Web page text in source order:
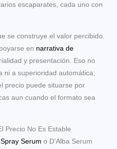
escaparates, cada uno con
se construye el valor percibido.
en narrativa de
y presentación. Eso no
ni a superioridad automática;
precio puede situarse por
aun cuando el formato sea
Precio No Es Estable
Serum o D’Alba Serum